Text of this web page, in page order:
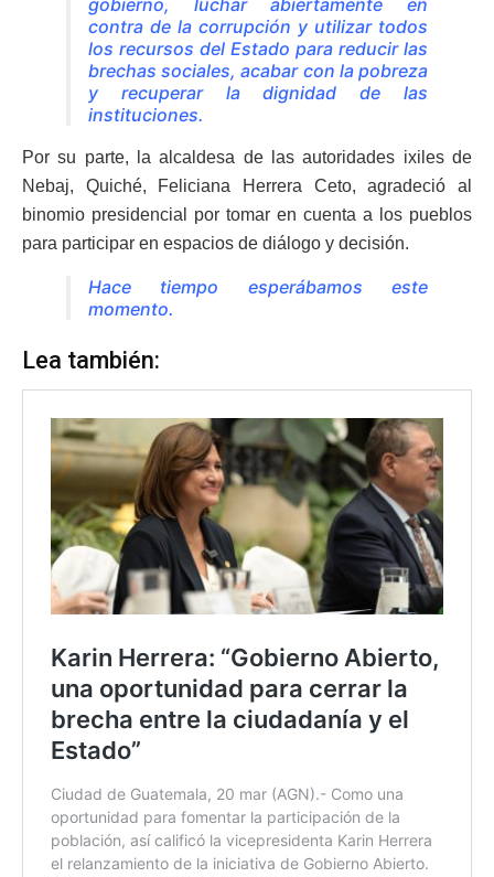
gobierno, luchar abiertamente en
contra de la corrupción y utilizar todos
los recursos del Estado para reducir las
brechas sociales, acabar con la pobreza
y recuperar la dignidad de las
instituciones.
Por su parte, la alcaldesa de las autoridades ixiles de
Nebaj, Quiché, Feliciana Herrera Ceto, agradeció al
binomio presidencial por tomar en cuenta a los pueblos
para participar en espacios de diálogo y decisión.
Hace tiempo esperábamos este
momento.
Lea también: